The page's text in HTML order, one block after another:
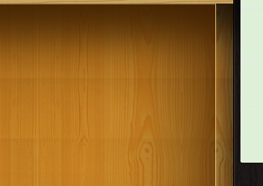
كتب 1956
كتب 1955 كتب 1954